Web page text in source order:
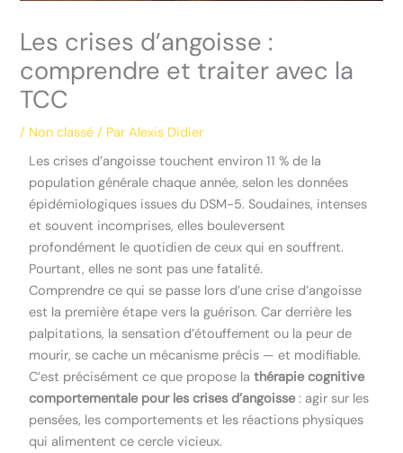
Les crises d’angoisse :
comprendre et traiter avec la
TCC
/ Non classé / ParAlexis Didier
Les crises d’angoisse touchent environ 11 % de la
population générale chaque année, selon les données
épidémiologiques issues du DSM-5. Soudaines, intenses
et souvent incomprises, elles bouleversent
profondément le quotidien de ceux qui en souffrent.
Pourtant, elles ne sont pas une fatalité.
Comprendre ce qui se passe lors d’une crise d’angoisse
est la première étape vers la guérison. Car derrière les
palpitations, la sensation d’étouffement ou la peur de
mourir, se cache un mécanisme précis — et modifiable.
C’est précisément ce que propose lathérapie cognitive
comportementale pour les crises d’angoisse: agir sur les
pensées, les comportements et les réactions physiques
qui alimentent ce cercle vicieux.